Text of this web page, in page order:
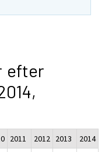
efter
2011 2012 2013
2014